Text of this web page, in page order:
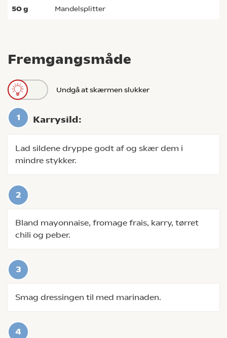
Fremgangsmåde
Undgå at skærmen slukker
Karrysild:
Lad sildene dryppe godt af og skær dem i
mindre stykker.
Bland mayonnaise, fromage frais, karry, tørret
chili og peber.
Smag dressingen til med marinaden.
50g mandelsplitter